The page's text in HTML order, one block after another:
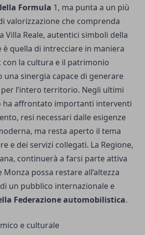
Formula 1, ma punta a un più
valorizzazione che comprenda
Villa Reale, autentici simboli della
è quella di intrecciare in maniera
la cultura e il patrimonio
una sinergia capace di generare
l’intero territorio. Negli ultimi
ha affrontato importanti interventi
resi necessari dalle esigenze
ma resta aperto il tema
e dei servizi collegati. La Regione,
continuerà a farsi parte attiva
possa restare all’altezza
un pubblico internazionale e
Federazione automobilistica.
e culturale